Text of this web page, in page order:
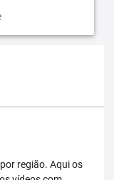
região. Aqui os